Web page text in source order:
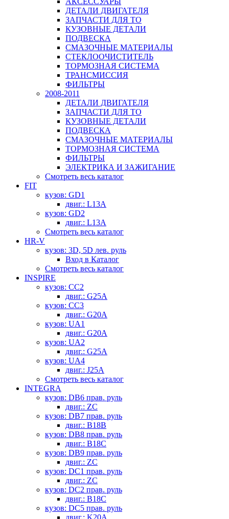
ДЕТАЛИ ДВИГАТЕЛЯ
ЗАПЧАСТИ ДЛЯ ТО
КУЗОВНЫЕ ДЕТАЛИ
ПОДВЕСКА
СМАЗОЧНЫЕ МАТЕРИАЛЫ
СТЕКЛООЧИСТИТЕЛЬ
ТОРМОЗНАЯ СИСТЕМА
ТРАНСМИССИЯ
ФИЛЬТРЫ
2008-2011
ДЕТАЛИ ДВИГАТЕЛЯ
ЗАПЧАСТИ ДЛЯ ТО
КУЗОВНЫЕ ДЕТАЛИ
ПОДВЕСКА
СМАЗОЧНЫЕ МАТЕРИАЛЫ
ТОРМОЗНАЯ СИСТЕМА
ФИЛЬТРЫ
ЭЛЕКТРИКА И ЗАЖИГАНИЕ
Смотреть весь каталог
FIT
кузов: GD1
двиг.: L13A
кузов: GD2
двиг.: L13A
Смотреть весь каталог
HR-V
кузов: 3D, 5D лев. руль
Вход в Каталог
Смотреть весь каталог
INSPIRE
кузов: CC2
двиг.: G25A
кузов: CC3
двиг.: G20A
кузов: UA1
двиг.: G20A
кузов: UA2
двиг.: G25A
кузов: UA4
двиг.: J25A
Смотреть весь каталог
INTEGRA
кузов: DB6 прав. руль
двиг.: ZC
кузов: DB7 прав. руль
двиг.: B18B
кузов: DB8 прав. руль
двиг.: B18C
кузов: DB9 прав. руль
двиг.: ZC
кузов: DC1 прав. руль
двиг.: ZC
кузов: DC2 прав. руль
двиг.: B18C
кузов: DC5 прав. руль
двиг.: K20A